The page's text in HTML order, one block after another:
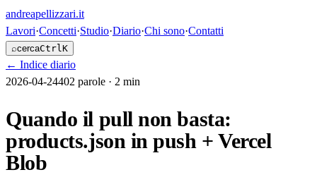
andreapellizzari.it
Lavori·Concetti·Studio·Diario·Chi sono·Contatti
⌕cercaCtrlK
← Indice diario
2026-04-24402 parole · 2 min
Quando il pull non basta:
products.json in push + Vercel
Blob